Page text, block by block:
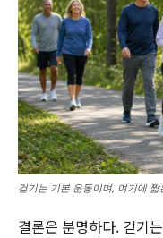
걷기는 기본 운동이며, 여기에
결론은 분명하다. 걷기